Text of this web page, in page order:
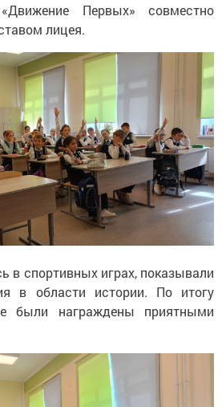
Первых» совместно
лицея.
в спортивных играх, показывали
в области истории. По итогу
были награждены приятными